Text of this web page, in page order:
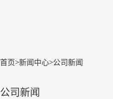
首页>新闻中心>公司新闻
公司新闻